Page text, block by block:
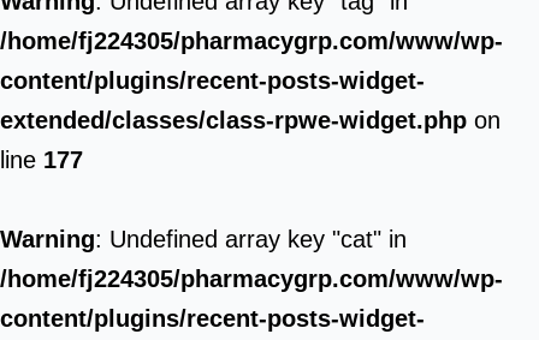
/home/fj224305/pharmacygrp.com/www/wp-
content/plugins/recent-posts-widget-
extended/classes/class-rpwe-widget.php on
line 177
Warning: Undefined array key "cat" in
/home/fj224305/pharmacygrp.com/www/wp-
content/plugins/recent-posts-widget-